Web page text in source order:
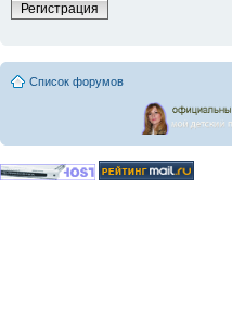
Регистрация
Список форумов